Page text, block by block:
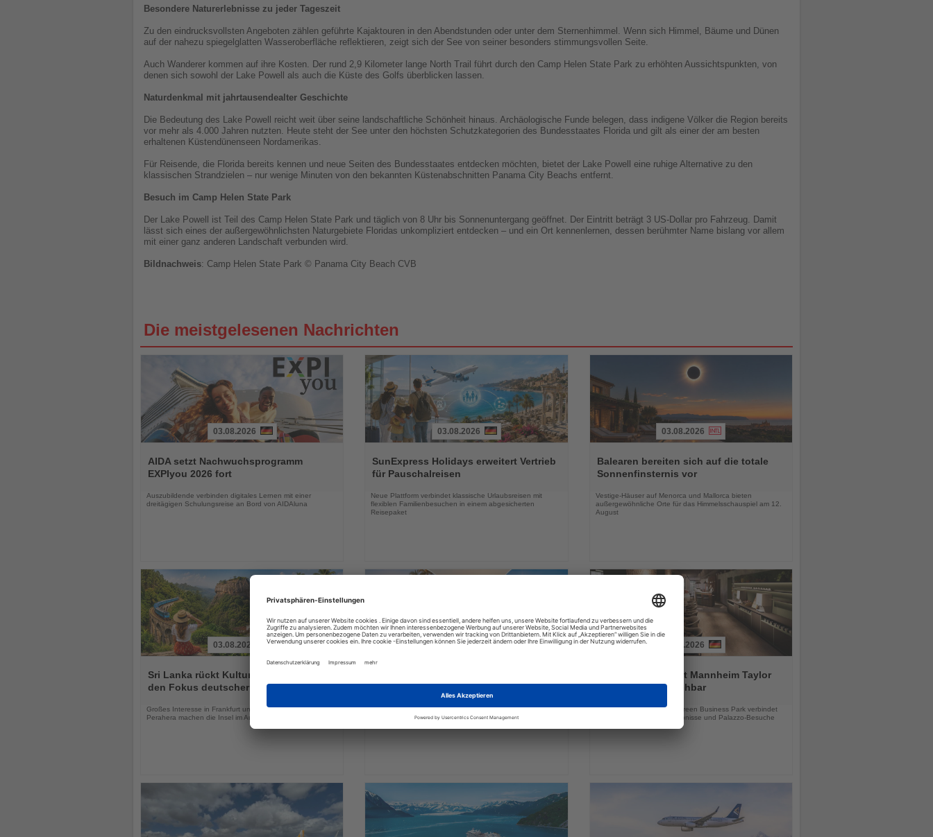
Besondere Naturerlebnisse zu jeder Tageszeit
Zu den eindrucksvollsten Angeboten zählen geführte Kajaktouren in den Abendstunden oder unter dem Sternenhimmel. Wenn sich Himmel, Bäume und Dünen
auf der nahezu spiegelglatten Wasseroberfläche reflektieren, zeigt sich der See von seiner besonders stimmungsvollen Seite.
Auch Wanderer kommen auf ihre Kosten. Der rund 2,9 Kilometer lange North Trail führt durch den Camp Helen State Park zu erhöhten Aussichtspunkten, von
denen sich sowohl der Lake Powell als auch die Küste des Golfs überblicken lassen.
Naturdenkmal mit jahrtausendealter Geschichte
Die Bedeutung des Lake Powell reicht weit über seine landschaftliche Schönheit hinaus. Archäologische Funde belegen, dass indigene Völker die Region bereits
vor mehr als 4.000 Jahren nutzten. Heute steht der See unter den höchsten Schutzkategorien des Bundesstaates Florida und gilt als einer der am besten
erhaltenen Küstendünenseen Nordamerikas.
Für Reisende, die Florida bereits kennen und neue Seiten des Bundesstaates entdecken möchten, bietet der Lake Powell eine ruhige Alternative zu den
klassischen Strandzielen – nur wenige Minuten von den bekannten Küstenabschnitten Panama City Beachs entfernt.
Besuch im Camp Helen State Park
Der Lake Powell ist Teil des Camp Helen State Park und täglich von 8 Uhr bis Sonnenuntergang geöffnet. Der Eintritt beträgt 3 US-Dollar pro Fahrzeug. Damit
lässt sich eines der außergewöhnlichsten Naturgebiete Floridas unkompliziert entdecken – und ein Ort kennenlernen, dessen berühmter Name bislang vor allem
mit einer ganz anderen Landschaft verbunden wird.
Bildnachweis: Camp Helen State Park © Panama City Beach CVB
Die meistgelesenen Nachrichten
Sie
die
Nachrichten
03.08.2026
AIDA setzt Nachwuchsprogramm
EXPIyou 2026 fort
Auszubildende verbinden digitales Lernen mit einer
dreitägigen Schulungsreise an Bord von AIDAluna
Sie
die
03.08.2026
SunExpress Holidays erweitert Vertrieb
für Pauschalreisen
Neue Plattform verbindet klassische Urlaubsreisen mit
flexiblen Familienbesuchen in einem abgesicherten
Reisepaket
Sie
die
03.08.2026
Balearen bereiten sich auf die totale
Sonnenfinsternis vor
Vestige-Häuser auf Menorca und Mallorca bieten
außergewöhnliche Orte für das Himmelsschauspiel am 12.
August
Sie
die
03.08.2026
Sri Lanka rückt Kultur und Vielfalt in
den Fokus deutscher Urlauber
Großes Interesse in Frankfurt und das Kandy Esala
Perahera machen die Insel im August besonders attraktiv
Lesen
die
03.08.2026
Winterangebot deutlich aus
Neue Hotels, innovative Konzepte und zusätzliche
Erlebnisse erweitern das Markenportfolio für die
die
03.08.2026
Essential by Dorint Mannheim Taylor
Park ab sofort buchbar
Das neue Hotel im Taylor Green Business Park verbindet
Geschäftsreisen, Stadterlebnisse und Palazzo-Besuche